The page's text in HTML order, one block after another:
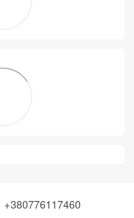
+380776117460